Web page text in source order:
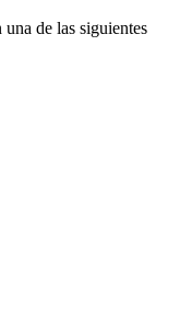
de las siguientes